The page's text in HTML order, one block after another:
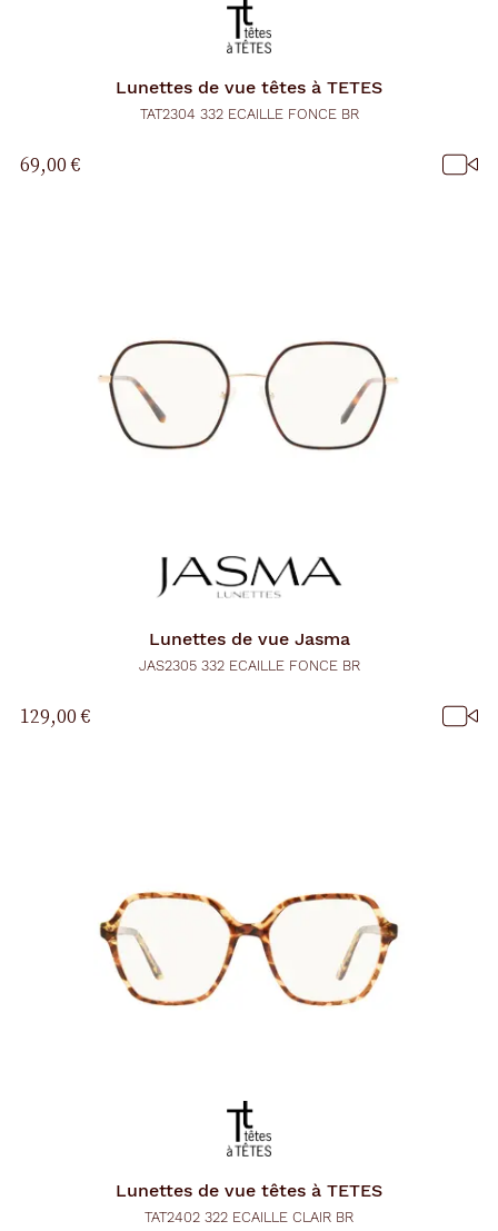
Lunettes de vue têtes à TETES
TAT2304 332 ECAILLE FONCE BR
69,00 €
Lunettes de vue Jasma
JAS2305 332 ECAILLE FONCE BR
129,00 €
Lunettes de vue têtes à TETES
TAT2402 322 ECAILLE CLAIR BR